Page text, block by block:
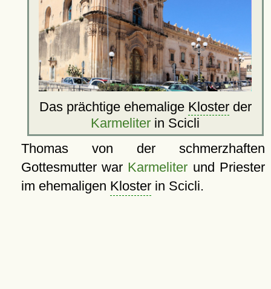
Das prächtige ehemalige Klosterder
Karmeliter in Scicli
Thomas von der schmerzhaften
Gottesmutter war Karmeliter und Priester
im ehemaligen Klosterin Scicli.